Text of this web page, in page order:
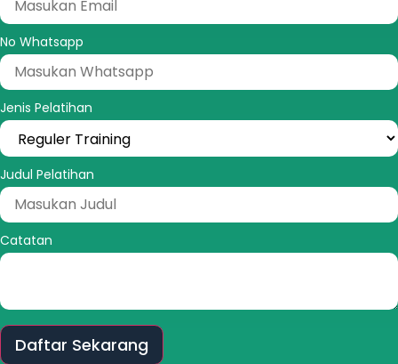
No Whatsapp
Jenis Pelatihan
Judul Pelatihan
Catatan
Daftar Sekarang